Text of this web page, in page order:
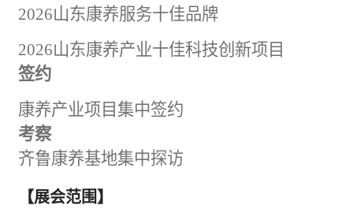
2026山东康养服务十佳品牌
2026山东康养产业十佳科技创新项目
签约
康养产业项目集中签约
考察
齐鲁康养基地集中探访
【展会范围】